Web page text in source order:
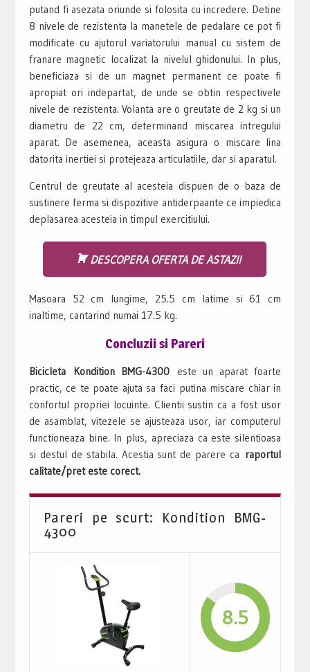
putand fi asezata oriunde si folosita cu incredere. Detine
8 nivele de rezistenta la manetele de pedalare ce pot fi
modificate cu ajutorul variatorului manual cu sistem de
franare magnetic localizat la nivelul ghidonului. In plus,
beneficiaza si de un magnet permanent ce poate fi
apropiat ori indepartat, de unde se obtin respectivele
nivele de rezistenta. Volanta are o greutate de 2 kg si un
diametru de 22 cm, determinand miscarea intregului
aparat. De asemenea, aceasta asigura o miscare lina
datorita inertiei si protejeaza articulatiile, dar si aparatul.
Centrul de greutate al acesteia dispuen de o baza de
sustinere ferma si dispozitive antiderpaante ce impiedica
deplasarea acesteia in timpul exercitiului.
DESCOPERA OFERTA DE ASTAZI!
Masoara 52 cm lungime, 25.5 cm latime si 61 cm
inaltime, cantarind numai 17.5 kg.
Concluzii si Pareri
Bicicleta Kondition BMG-4300 este un aparat foarte
practic, ce te poate ajuta sa faci putina miscare chiar in
confortul propriei locuinte. Clientii sustin ca a fost usor
de asamblat, vitezele se ajusteaza usor, iar computerul
functioneaza bine. In plus, apreciaza ca este silentioasa
si destul de stabila. Acestia sunt de parere ca raportul
calitate/pret este corect.
Pareri pe scurt: Kondition BMG-
4300
8.5